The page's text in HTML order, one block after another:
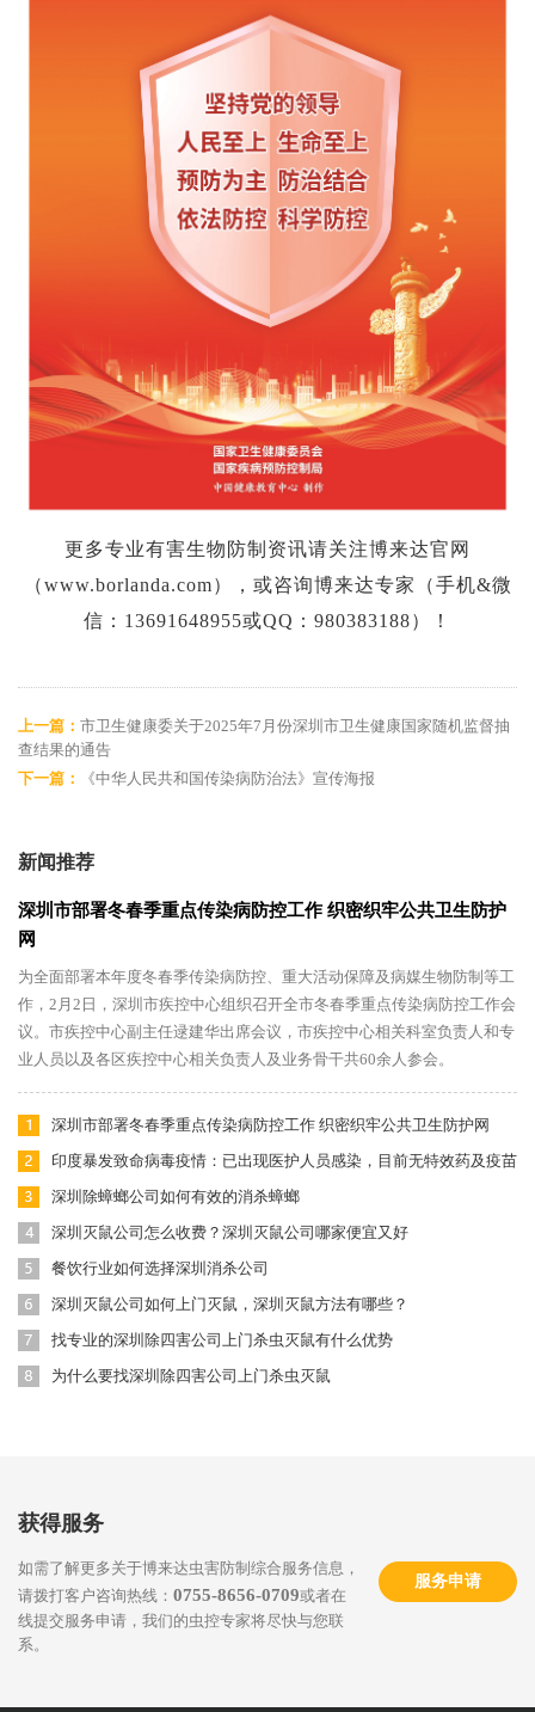
更多专业有害生物防制资讯请关注博来达官网
（www.borlanda.com），或咨询博来达专家（手机&微
信：13691648955或QQ：980383188）！
上一篇： 市卫生健康委关于2025年7月份深圳市卫生健康国家随机监督抽
查结果的通告
下一篇：
《中华人民共和国传染病防治法》宣传海报
新闻推荐
深圳市部署冬春季重点传染病防控工作 织密织牢公共卫生防护
网
为全面部署本年度冬春季传染病防控、重大活动保障及病媒生物防制等工
作，2月2日，深圳市疾控中心组织召开全市冬春季重点传染病防控工作会
议。市疾控中心副主任逯建华出席会议，市疾控中心相关科室负责人和专
业人员以及各区疾控中心相关负责人及业务骨干共60余人参会。
深圳市部署冬春季重点传染病防控工作 织密织牢公共卫生防护网
印度暴发致命病毒疫情：已出现医护人员感染，目前无特效药及疫苗
深圳除蟑螂公司如何有效的消杀蟑螂
深圳灭鼠公司怎么收费？深圳灭鼠公司哪家便宜又好
餐饮行业如何选择深圳消杀公司
深圳灭鼠公司如何上门灭鼠，深圳灭鼠方法有哪些？
找专业的深圳除四害公司上门杀虫灭鼠有什么优势
为什么要找深圳除四害公司上门杀虫灭鼠
获得服务
如需了解更多关于博来达虫害防制综合服务信息，
请拨打客户咨询热线： 0755-8656-0709或者在
线提交服务申请，我们的虫控专家将尽快与您联
系。
服务申请